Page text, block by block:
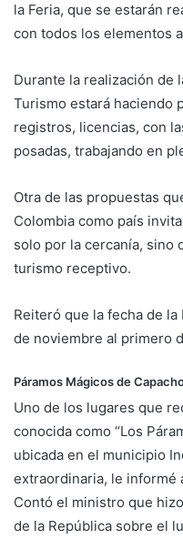
la Feria, que se estarán
con todos los elementos
Durante la realización de
Turismo estará haciendo
registros, licencias, con
posadas, trabajando en
Otra de las propuestas
Colombia como país
solo por la cercanía, sino
turismo receptivo.
Reiteró que la fecha de
de noviembre al primero
Páramos Mágicos de
Uno de los lugares que
conocida como “Los
ubicada en el municipio
extraordinaria, le informé
Contó el ministro que
de la República sobre el